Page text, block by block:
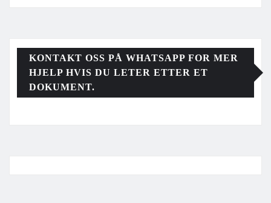
KONTAKT OSS PÅ WHATSAPP FOR MER
HJELP HVIS DU LETER ETTER ET
DOKUMENT.